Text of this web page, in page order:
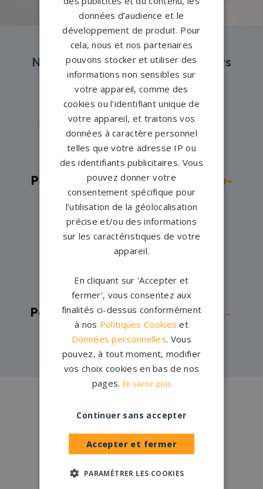
Nos pompes funèbres et marbriers
partenaires à proximité
Pompes funèbres - ARCISSES→
Pompes funèbres - AUNEAU→
Pompes funèbres -Brou→
Pompes funèbres -Cloyes-sur-le-
Loir→
Pompes funèbres -Dreux→
Pompes funèbres -Illiers-
Combray→
Pompes funèbres -
Lucé→
Pompes funèbres -Luisant→
Pompes funèbres -SENONCHES→
Pompes funèbres - Voves→
Qui sommes-nous ?
Créationssur-mesure
données d’audience et le
développement de produit. Pour
cela, nous et nos partenaires
pouvons stocker et utiliser des
informations non sensibles sur
votre appareil, comme des
cookies ou l'identifiant unique de
votre appareil, et traitons vos
données à caractère personnel
telles que votre adresse IP ou
des identifiants publicitaires. Vous
pouvez donner votre
consentement spécifique pour
l’utilisation de la géolocalisation
précise et/ou des informations
sur les caractéristiques de votre
appareil.
En cliquant sur 'Accepter et
fermer', vous consentez aux
finalités ci-dessus conformément
à nos Politiques Cookies et
Données personnelles. Vous
pouvez, à tout moment, modifier
vos choix cookies en bas de nos
pages. En savoir plus
Accepter et fermer
Continuer sans accepter
PARAMÉTRER LES COOKIES